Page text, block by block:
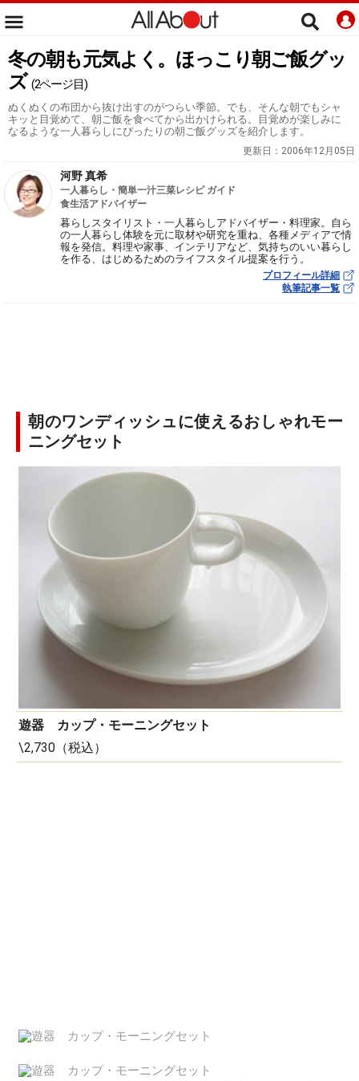
冬の朝も元気よく。ほっこり朝ご飯グッ
ズ (2ページ目)
ぬくぬくの布団から抜け出すのがつらい季節。でも、そんな朝でもシャ
キッと目覚めて、朝ご飯を食べてから出かけられる。目覚めが楽しみに
なるような一人暮らしにぴったりの朝ご飯グッズを紹介します。
更新日： 2006年12月05日
河野 真希
一人暮らし・簡単一汁三菜レシピ ガイド
食生活アドバイザー
暮らしスタイリスト・一人暮らしアドバイザー・料理家。自ら
の一人暮らし体験を元に取材や研究を重ね、各種メディアで情
報を発信。料理や家事、インテリアなど、気持ちのいい暮らし
を作る、はじめるためのライフスタイル提案を行う。
プロフィール詳細
執筆記事一覧
朝のワンディッシュに使えるおしゃれモー
ニングセット
遊器 カップ・モーニングセット
\2,730（税込）